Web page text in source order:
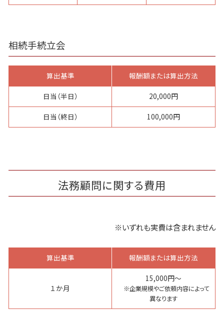
相続手続立会
算出基準 報酬額または算出方法
日当（半日） 20,000円
日当（終日） 100,000円
法務顧問に関する費用
※いずれも実費は含まれません
算出基準 報酬額または算出方法
１か月
15,000円～
※企業規模やご依頼内容によって
異なります